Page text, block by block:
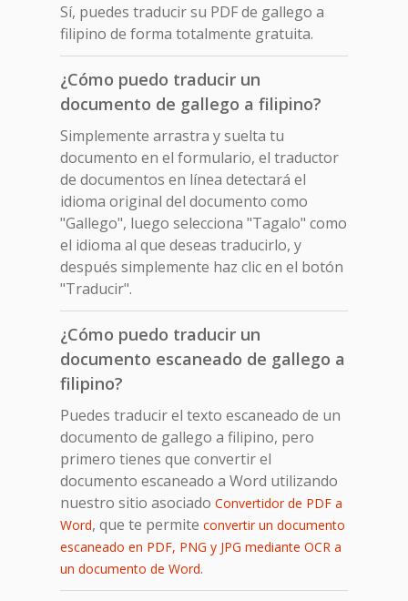
Sí, puedes traducir su PDF de gallego a
filipino de forma totalmente gratuita.
¿Cómo puedo traducir un
documento de gallego a filipino?
Simplemente arrastra y suelta tu
documento en el formulario, el traductor
de documentos en línea detectará el
idioma original del documento como
"Gallego", luego selecciona "Tagalo" como
el idioma al que deseas traducirlo, y
después simplemente haz clic en el botón
"Traducir".
¿Cómo puedo traducir un
documento escaneado de gallego a
filipino?
Puedes traducir el texto escaneado de un
documento de gallego a filipino, pero
primero tienes que convertir el
documento escaneado a Word utilizando
nuestro sitio asociado Convertidor de PDF a
Word, que te permite convertir un documento
escaneado en PDF, PNG y JPG mediante OCR a
un documento de Word.